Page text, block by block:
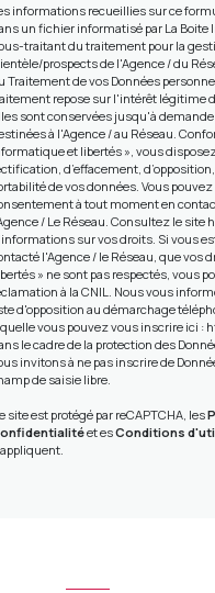
informations recueillies sur ce
un fichier informatisé par La
traitant du traitement pour la
prospects de l'Agence / du
Traitement de vos Données
repose sur l'intérêt légitime
sont conservées jusqu'à
à l'Agence / au Réseau.
et libertés », vous
d’effacement,
de vos données. Vous
à tout moment en
/ Le Réseau. Consultez le site
sur vos droits. Si vous
l'Agence / le Réseau, que vos
» ne sont pas respectés, vous
à la CNIL. Nous vous
d'opposition au démarchage
vous pouvez vous inscrire ici :
le cadre de la protection des
invitons à ne pas inscrire de
de saisie libre.
site est protégé par reCAPTCHA, les
et esConditions